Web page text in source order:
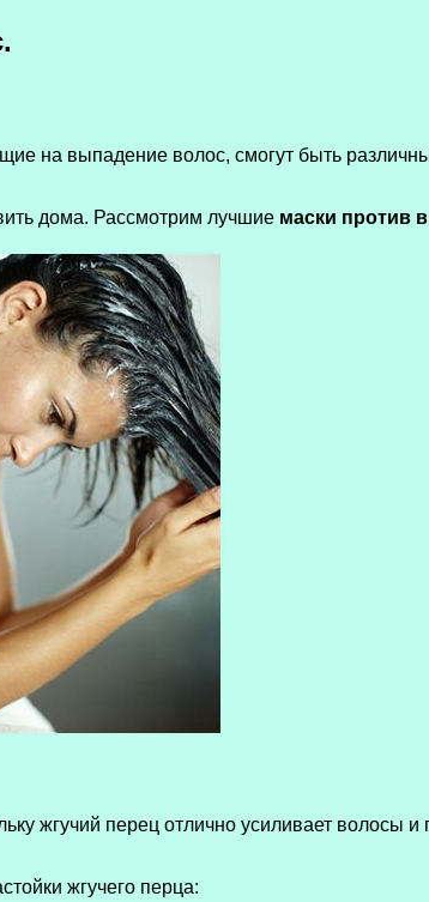
на выпадение волос, смогут быть
дома. Рассмотрим лучшие маски против
жгучий перец отлично усиливает волосы
жгучего перца: